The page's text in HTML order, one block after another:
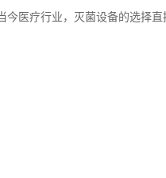
今医疗行业，灭菌设备的选择直